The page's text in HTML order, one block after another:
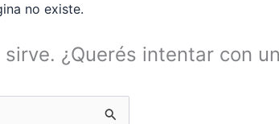
no existe.
¿Querés intentar con